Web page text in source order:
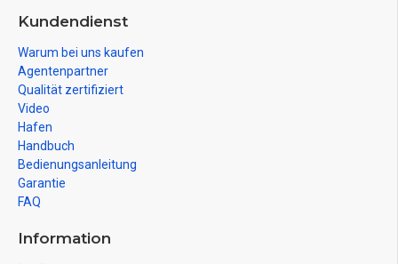
Kundendienst
Warum bei uns kaufen
Agentenpartner
Qualität zertifiziert
Video
Hafen
Handbuch
Bedienungsanleitung
Garantie
FAQ
Information